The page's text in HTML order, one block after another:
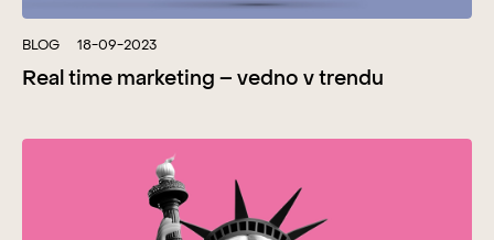
BLOG 18-09-2023
Real time marketing – vedno v trendu